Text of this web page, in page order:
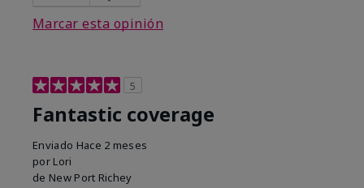
Marcar esta opinión
5
Fantastic coverage
Enviado Hace 2 meses
por Lori
de New Port Richey